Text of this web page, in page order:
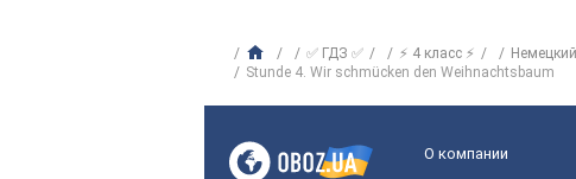
✅ ГДЗ ✅ ⚡ 4 класс ⚡
Stunde 4. Wir schmücken den Weihnachtsbaum
О компании